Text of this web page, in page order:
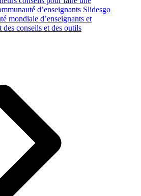
d’enseignants Slidesgo
mondiale d’enseignants et
des conseils et des outils